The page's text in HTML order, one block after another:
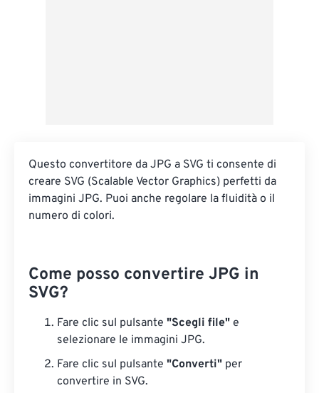
Questo convertitore da JPG a SVG ti consente di
creare SVG (Scalable Vector Graphics) perfetti da
immagini JPG. Puoi anche regolare la fluidità o il
numero di colori.
Come posso convertire JPG in
SVG?
Fare clic sul pulsante "Scegli file" e
selezionare le immagini JPG.
Fare clic sul pulsante "Converti" per
convertire in SVG.